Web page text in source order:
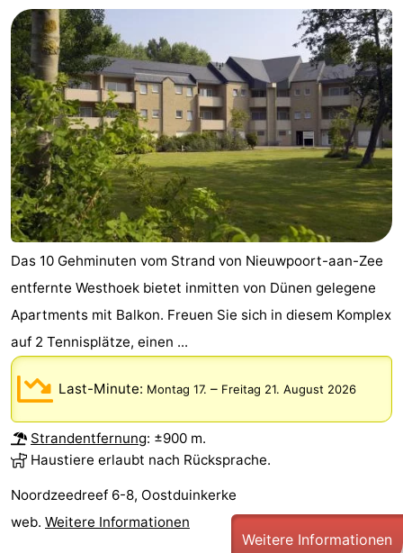
Das 10 Gehminuten vom Strand von Nieuwpoort-aan-Zee
entfernte Westhoek bietet inmitten von Dünen gelegene
Apartments mit Balkon. Freuen Sie sich in diesem Komplex
auf 2 Tennisplätze, einen ...
Last-Minute: Montag 17. – Freitag 21. August 2026
Strandentfernung: ±900 m.
Haustiere erlaubt nach Rücksprache.
Noordzeedreef 6-8, Oostduinkerke
web. Weitere Informationen
Weitere Informationen